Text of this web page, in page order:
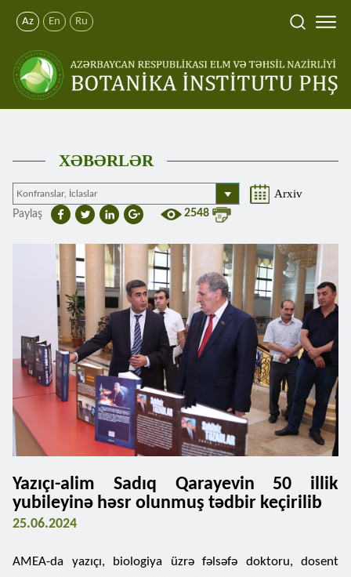
Az En Ru
XƏBƏRLƏR
Arxiv
Paylaş 2548
Yazıçı-alim Sadıq Qarayevin 50 illik
yubileyinə həsr olunmuş tədbir keçirilib
25.06.2024
AMEA-da yazıçı, biologiya üzrə fəlsəfə doktoru, dosent